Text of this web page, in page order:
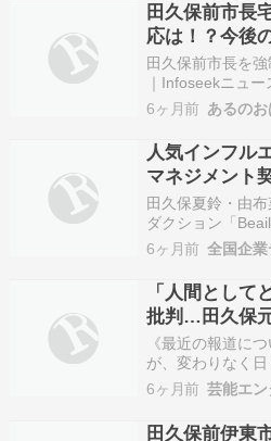
田久保前市長
応は！？今後
し。
田久保前市長を
｜Infoseekニュ
市長（56）の学
地方自治法違反
保氏の市内にある
6ヶ月前 あるの
人気インフル
マネジメント
田久保夏鈴・由
ダクション「
創り出すプロダ
Beaile（本社：
田中 翔）は、
る人気インフル
6ヶ月前 全国企
「人間として
批判…田久保
の“マスコミ
《最近の報道に
が、変わりなく日
きを読む ≫ 田久
芸能
6ヶ月前 芸能エ
田久保前伊東